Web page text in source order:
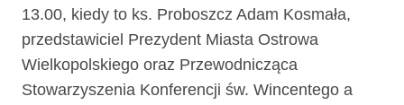
13.00, kiedy to ks. Proboszcz Adam Kosmała,
przedstawiciel Prezydent Miasta Ostrowa
Wielkopolskiego oraz Przewodnicząca
Stowarzyszenia Konferencji św. Wincentego a